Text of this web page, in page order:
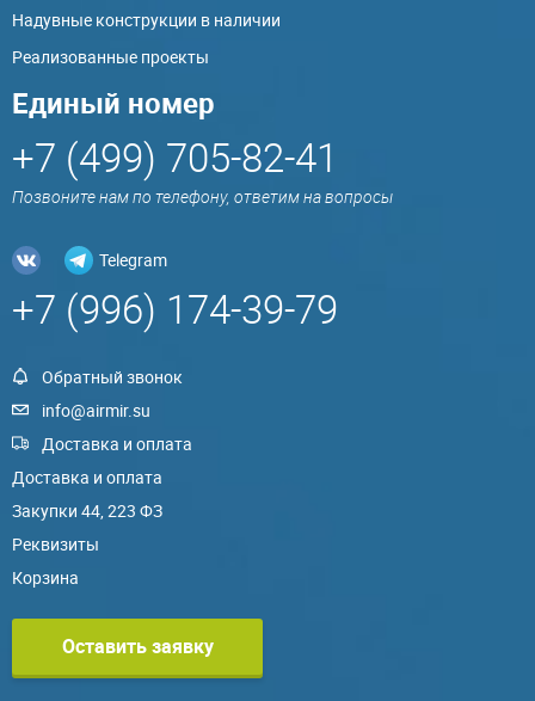
Надувные конструкции в наличии
Реализованные проекты
Единый номер
+7 (499) 705-82-41
Позвоните нам по телефону, ответим на вопросы
Telegram
+7 (996) 174-39-79
Обратный звонок
info@airmir.su
Доставка и оплата
Доставка и оплата
Закупки 44, 223 ФЗ
Реквизиты
Корзина
Оставить заявку